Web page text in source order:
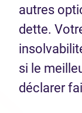
autres
dette.
si le
déclarer